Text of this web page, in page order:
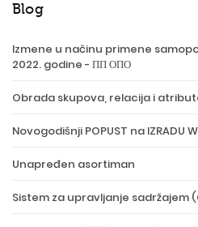
Blog
Izmene u načinu primene
2022. godine - ПП ОПО
Obrada skupova, relacija i
Novogodišnji POPUST na IZRADU
Unapređen asortiman
Sistem za upravljanje sadržajem